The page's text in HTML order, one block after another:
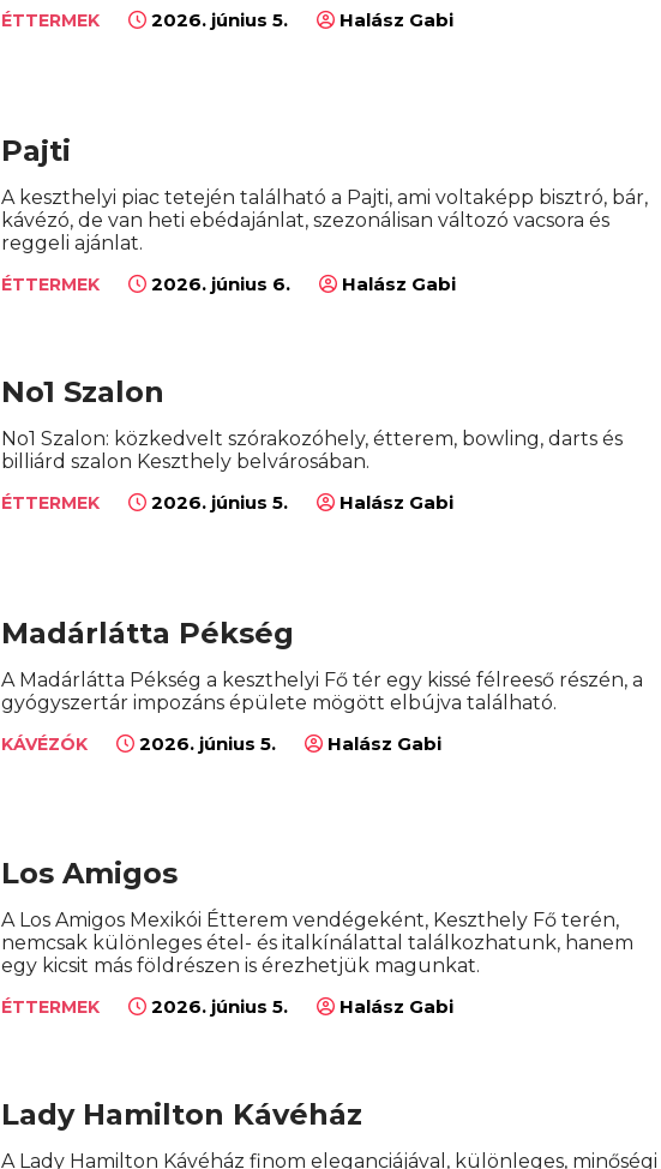
ÉTTERMEK 2026. június 5. Halász Gabi
Pajti
A keszthelyi piac tetején található a Pajti, ami voltaképp bisztró, bár,
kávézó, de van heti ebédajánlat, szezonálisan változó vacsora és
reggeli ajánlat.
ÉTTERMEK 2026. június 6. Halász Gabi
No1 Szalon
No1 Szalon: közkedvelt szórakozóhely, étterem, bowling, darts és
billiárd szalon Keszthely belvárosában.
ÉTTERMEK 2026. június 5. Halász Gabi
Madárlátta Pékség
A Madárlátta Pékség a keszthelyi Fő tér egy kissé félreeső részén, a
gyógyszertár impozáns épülete mögött elbújva található.
KÁVÉZÓK 2026. június 5. Halász Gabi
Los Amigos
A Los Amigos Mexikói Étterem vendégeként, Keszthely Fő terén,
nemcsak különleges étel- és italkínálattal találkozhatunk, hanem
egy kicsit más földrészen is érezhetjük magunkat.
ÉTTERMEK 2026. június 5. Halász Gabi
Lady Hamilton Kávéház
A Lady Hamilton Kávéház finom eleganciájával, különleges, minőségi